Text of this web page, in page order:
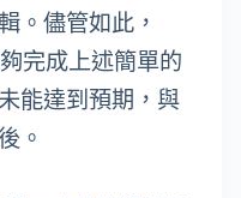
。儘管如此，
完成上述簡單的
能達到預期，與
。